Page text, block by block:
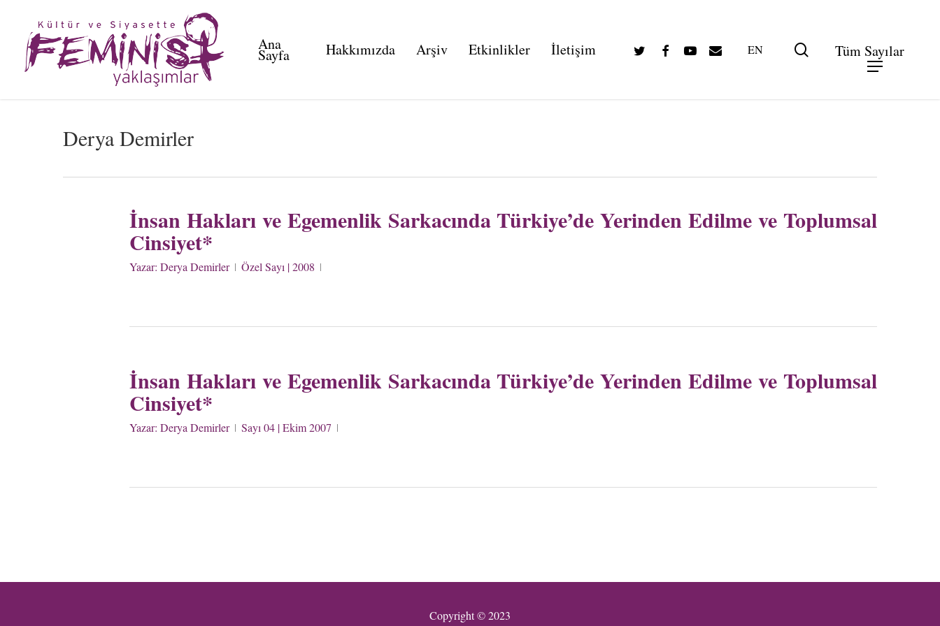
content
Ana
Sayfa Hakkımızda Arşiv Etkinlikler İletişim TwitterFacebookYoutube
Email EN searchTüm Sayılar
Derya Demirler
İnsan Hakları ve Egemenlik Sarkacında Türkiye’de Yerinden Edilme ve Toplumsal
Cinsiyet*
Yazar: Derya Demirler Özel Sayı | 2008
İnsan Hakları ve Egemenlik Sarkacında Türkiye’de Yerinden Edilme ve Toplumsal
Cinsiyet*
Yazar: Derya Demirler Sayı 04 | Ekim 2007
Copyright © 2023